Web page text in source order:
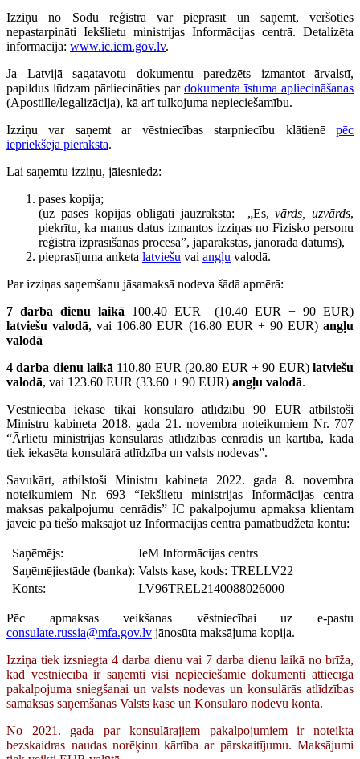
Izziņu no Sodu reģistra var pieprasīt un saņemt, vēršoties
nepastarpināti Iekšlietu ministrijas Informācijas centrā. Detalizēta
informācija: www.ic.iem.gov.lv.
Ja Latvijā sagatavotu dokumentu paredzēts izmantot ārvalstī,
papildus lūdzam pārliecināties par dokumenta īstuma apliecināšanas
(Apostille/legalizācija), kā arī tulkojuma nepieciešamību.
Izziņu var saņemt ar vēstniecības starpniecību klātienē pēc
iepriekšēja pieraksta.
Lai saņemtu izziņu, jāiesniedz:
pases kopija;
(uz pases kopijas obligāti jāuzraksta: „Es,vārds, uzvārds,
piekrītu, ka manus datus izmantos izziņas no Fizisko personu
reģistra izprasīšanas procesā”, jāparakstās, jānorāda datums),
pieprasījuma anketa latviešu vai angļu valodā.
Par izziņas saņemšanu jāsamaksā nodeva šādā apmērā:
7 darba dienu laikā 100.40 EUR (10.40 EUR + 90 EUR)
latviešu valodā, vai 106.80 EUR (16.80 EUR + 90 EUR)angļu
valodā
4 darba dienu laikā 110.80 EUR (20.80 EUR + 90 EUR)latviešu
valodā, vai 123.60 EUR (33.60 + 90 EUR) angļu valodā.
Vēstniecībā iekasē tikai konsulāro atlīdzību 90 EUR atbilstoši
Ministru kabineta 2018. gada 21. novembra noteikumiem Nr. 707
“Ārlietu ministrijas konsulārās atlīdzības cenrādis un kārtība, kādā
tiek iekasēta konsulārā atlīdzība un valsts nodevas”.
Savukārt, atbilstoši Ministru kabineta 2022. gada 8. novembra
noteikumiem Nr. 693 “Iekšlietu ministrijas Informācijas centra
maksas pakalpojumu cenrādis” IC pakalpojumu apmaksa klientam
jāveic pa tiešo maksājot uz Informācijas centra pamatbudžeta kontu:
Saņēmējs:
IeM Informācijas centrs
Saņēmējiestāde (banka): Valsts kase, kods: TRELLV22
Konts:
LV96TREL2140088026000
Pēc apmaksas veikšanas vēstniecībai uz e-pastu
consulate.russia@mfa.gov.lv jānosūta maksājuma kopija.
Izziņa tiek izsniegta 4 darba dienu vai 7 darba dienu laikā no brīža,
kad vēstniecībā ir saņemti visi nepieciešamie dokumenti attiecīgā
pakalpojuma sniegšanai un valsts nodevas un konsulārās atlīdzības
samaksas saņemšanas Valsts kasē un Konsulāro nodevu kontā.
No 2021. gada par konsulārajiem pakalpojumiem ir noteikta
bezskaidras naudas norēķinu kārtība ar pārskaitījumu. Maksājumi